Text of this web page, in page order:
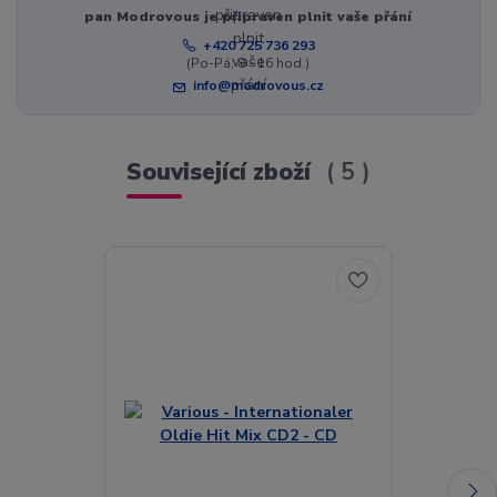
pan Modrovous je připraven plnit vaše přání
+420 725 736 293
(Po-Pá, 8 - 16 hod.)
info@modrovous.cz
Související zboží 5